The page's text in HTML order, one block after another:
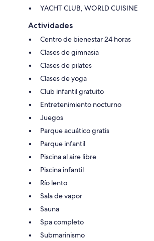
YACHT CLUB, WORLD CUISINE
Actividades
Centro de bienestar 24 horas
Clases de gimnasia
Clases de pilates
Clases de yoga
Club infantil gratuito
Entretenimiento nocturno
Juegos
Parque acuático gratis
Parque infantil
Piscina al aire libre
Piscina infantil
Río lento
Sala de vapor
Sauna
Spa completo
Submarinismo